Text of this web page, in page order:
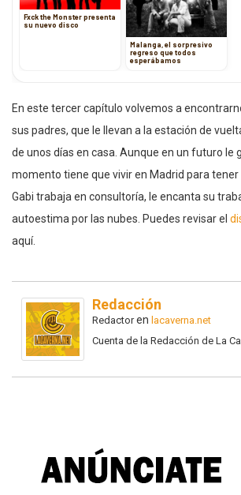
Fxck the Monster presenta
su nuevo disco
Malanga, el sorpresivo
regreso que todos
esperábamos
En este tercer capítulo volvemos a
sus padres, que le llevan a la estación de
de unos días en casa. Aunque en un futuro le
momento tiene que vivir en Madrid para tener
Gabi trabaja en consultoría, le encanta su
autoestima por las nubes. Puedes revisar el
aquí.
Redacción
Redactoren lacaverna.net
Cuenta de la Redacción de La